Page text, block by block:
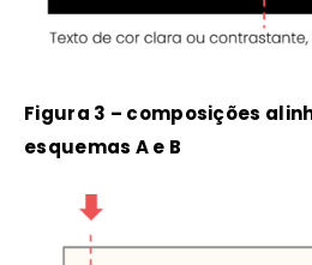
Figura 3 – composições
esquemas A e B